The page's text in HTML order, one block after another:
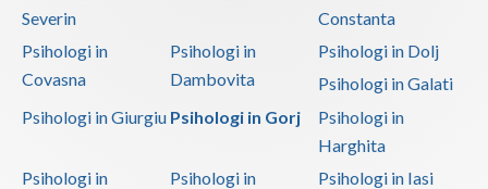
Severin
Constanta
Psihologi in
Covasna
Psihologi in
Dambovita
Psihologi in Dolj
Psihologi in Galati
Psihologi in Giurgiu Psihologi in Gorj
Psihologi in
Harghita
Psihologi in
Psihologi in Psihologi in Iasi